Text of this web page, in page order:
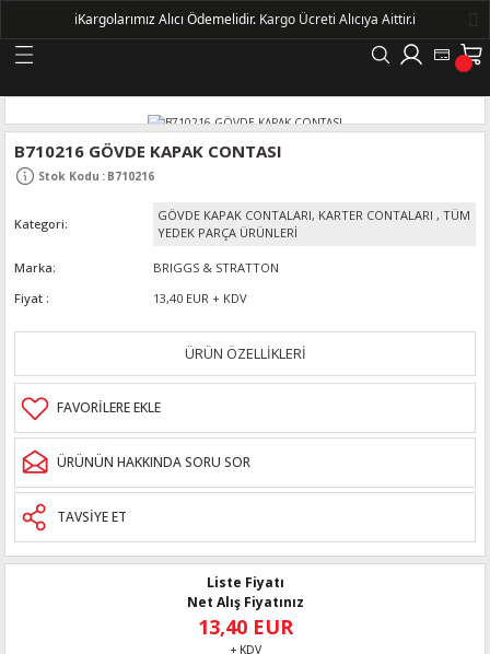
Geri Dön
KASNAKLI ALTERNATÖRLER - 1500
B710216 GÖVDE KAPAK CONTASI
Stok Kodu : B710216
Kategori
GÖVDE KAPAK CONTALARI, KARTER CONTALARI , TÜM
YEDEK PARÇA ÜRÜNLERİ
Marka
BRIGGS & STRATTON
Fiyat
13,40 EUR + KDV
ÜRÜN ÖZELLİKLERİ
ÜRÜNÜN HAKKINDA SORU SOR
TAVSİYE ET
Liste Fiyatı
Net Alış Fiyatınız
13,40 EUR
+ KDV
ℹ️Kargolarımız Alıcı Ödemelidir. Kargo Ücreti Alıcıya Aittir.ℹ️